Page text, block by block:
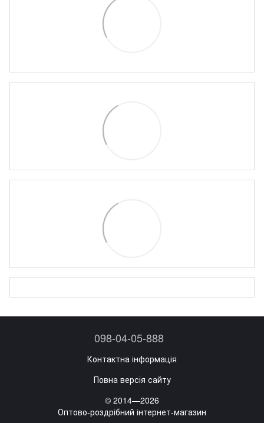
098-04-05-888
Контактна інформація
Повна версія сайту
© 2014—2026
Оптово-роздрібний інтернет-магазин